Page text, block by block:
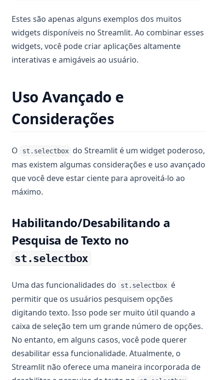
Estes são apenas alguns exemplos dos muitos
widgets disponíveis no Streamlit. Ao combinar esses
widgets, você pode criar aplicações altamente
interativas e amigáveis ao usuário.
Uso Avançado e
Considerações
O st.selectbox do Streamlit é um widget poderoso,
mas existem algumas considerações e uso avançado
que você deve estar ciente para aproveitá-lo ao
máximo.
Habilitando/Desabilitando a
Pesquisa de Texto no
st.selectbox
Uma das funcionalidades do st.selectbox é
permitir que os usuários pesquisem opções
digitando texto. Isso pode ser muito útil quando a
caixa de seleção tem um grande número de opções.
No entanto, em alguns casos, você pode querer
desabilitar essa funcionalidade. Atualmente, o
Streamlit não oferece uma maneira incorporada de